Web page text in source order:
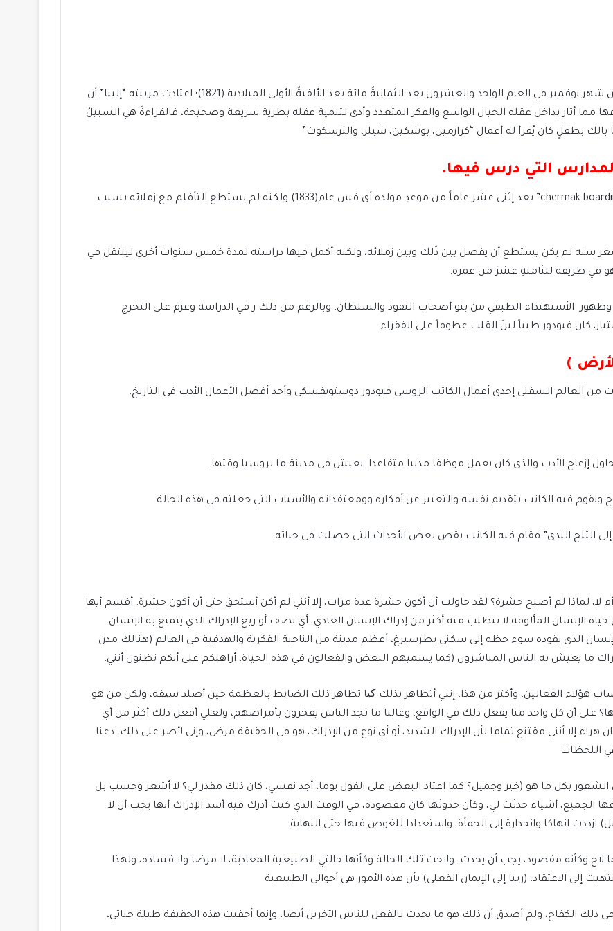
وُلِدَ في موسكو العاصمة الروسية في الحادي عشر من شهر نوفمبر في العام الواحد والعشرون بعد الثمانِيةُ مائة بعد الألفيةُ الأولى الميلادية (1821)؛ اعتادت مربيته “إلينا” أن
أثار بداخل عقله الخيال الواسع والفكر المتعدد وأدى لتنمية عقله بطرية سريعة وصحيحة، فالقراءةَ هي السبيلُ
بالك بطفلٍ كان يُقرأ له أعمال “كرازمين، بوشكين، شيلر، والترسكوت”
التي درس فيها.
أولَ ما درس درس في مدرسةٍ داخلية تدعى “chermak boarding school” بعد إثنى عشر عاماً من موعدِ مولده أي فس عام(1833) ولكنه لم يستطع التأقلم مع زملائه بسبب
سنه لم يكن يستطع أن يفصل بين ذَلك وبين زملائه، ولكنه أكمل فيها دراسته لمدة خمس سنوات أخرى لينتقل في
الأستهتذاء الطبقي من بنو أصحاب النفوذ والسلطان، وبالرغم من ذلك ر في الدراسة وعزم على التخرج
كان فيودور طيباً لينَ القلب عطوفاً على الفقراء
)
من العالم السفلى إحدى أعمال الكاتب الروسي فيودور دوستويفسكي وأحد أفضل الأعمال الأدب في التاريخ.
إزعاج الأدب والذي كان يعمل موظفا مدنيا متقاعدا ،يعيش في مدينة ما بروسيا وقتها.
فيه الكاتب بتقديم نفسه والتعبير عن أفكاره وومعتقداته والأسباب التي جعلته في هذه الحالة.
إلى الثلج الندي” فقام فيه الكاتب بقص بعض الأحداث التي حصلت في حياته.
أم لا، لماذا لم أصبح حشرة؟ لقد حاولت أن أكون حشرة عدة مرات، إلا أنني لم أكن أستحق حتى أن أكون حشرة. أقسم أيها
المألوفة لا تتطلب منه أكثر من إدراك الإنسان العادي، أي نصف أو ربع الإدراك الذي يتمتع به الإنسان
الذي يقوده سوء حظه إلى سكني بطرسبرغ، أعظم مدينة من الناحية الفكرية والهدفية في العالم (هنالك مدن
ما يعيش به الناس المباشرون (كما يسميهم البعض والفعالون في هذه الحياة، أراهنكم على أنكم تظنون أنني.
هؤلاء الفعالين، وأكثر من هذا، إنني أتظاهر بذلك کیا تظاهر ذلك الضابط بالعظمة حين أصلد سیفه، ولكن من هو
على أن كل واحد منا يفعل ذلك في الواقع، وغالبا ما تجد الناس يفخرون بأمراضهم، ولعلي أفعل ذلك أكثر من أي
إلا أنني مقتنع تماما بأن الإدراك الشديد، أو أي نوع من الإدراك، هو في الحقيقة مرض، وإني لأصر على ذلك. دعنا
اللحظات
الشعور بكل ما هو (خير وجميل؟ كما اعتاد البعض على القول يوما، أجد نفسي، كان ذلك مقدر لي؟ لا أشعر وحسب بل
الجميع، أشياء حدثت لي، وكأن حدوثها كان مقصودة، في الوقت الذي كنت أدرك فيه أشد الإدراك أنها يجب أن لا
ازددت انهاكا وانحدارة إلى الحمأة، واستعدادا للغوص فيها حتى النهاية.
لاح وكأنه مقصود، يجب أن يحدث. ولاحت تلك الحالة وكأنها حالتي الطبيعية المعادية، لا مرضا ولا فساده، ولهذا
الاعتقاد، (ربيا إلى الإيمان الفعلي) بأن هذه الأمور هي أحوالي الطبيعية
ذلك الكفاح، ولم أصدق أن ذلك هو ما يحدث بالفعل للناس الآخرين أيضا، وإنما أخفيت هذه الحقيقة طيلة حياتي،